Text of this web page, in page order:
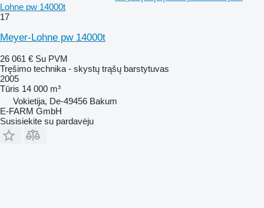
Lohne pw 14000t
17
Meyer-Lohne pw 14000t
26 061 € Su PVM
Tręšimo technika - skystų trąšų barstytuvas
2005
Tūris 14 000 m³
Vokietija, De-49456 Bakum
E-FARM GmbH
Susisiekite su pardavėju